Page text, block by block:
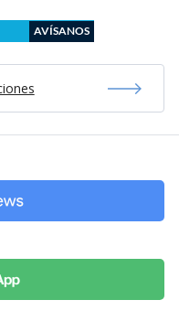
AVÍSANOS